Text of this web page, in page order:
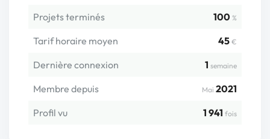
Projets terminés 100 %
Tarif horaire moyen 45 €
Dernière connexion 1 semaine
Membre depuis Mai 2021
Profil vu
1 941 fois